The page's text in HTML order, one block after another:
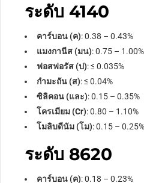
ระดับ 4140
คาร์บอน (ค): 0.38 – 0.43%
แมงกานีส (มน): 0.75 – 1.00%
ฟอสฟอรัส (ป):≤ 0.035%
กำมะถัน (ส):≤ 0.04%
ซิลิคอน (และ): 0.15 – 0.35%
โครเมียม (Cr): 0.80 – 1.10%
โมลิบดีนัม (โม): 0.15 – 0.25%
ระดับ 8620
คาร์บอน (ค): 0.18 – 0.23%